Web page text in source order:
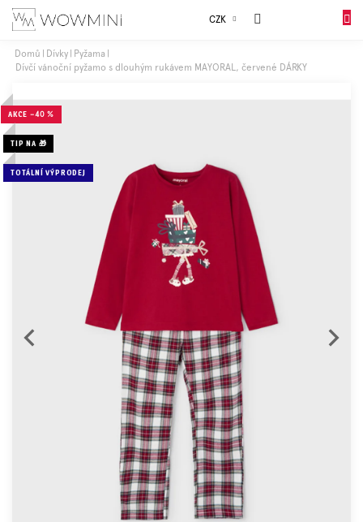
Přejít
CZK
Sales
Dívky
Chlapci
Celý
sortiment
Dárkové
balení
Domů Dívky
Pyžama
Dívčí vánoční pyžamo s dlouhým rukávem MAYORAL, červené DÁRKY
AKCE –40 %
TIP NA 🎁
TOTÁLNÍ VÝPRODEJ